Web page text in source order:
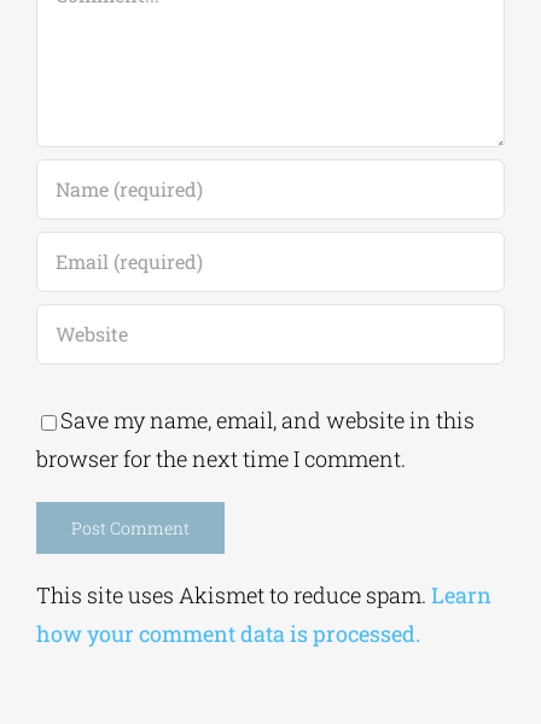
Save my name, email, and website in this
browser for the next time I comment.
This site uses Akismet to reduce spam. Learn
how your comment data is processed.